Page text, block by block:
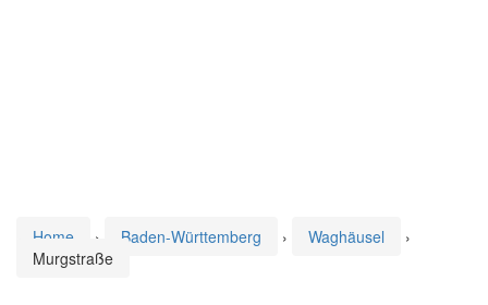
Home › Baden-Württemberg › Waghäusel
›
Murgstraße